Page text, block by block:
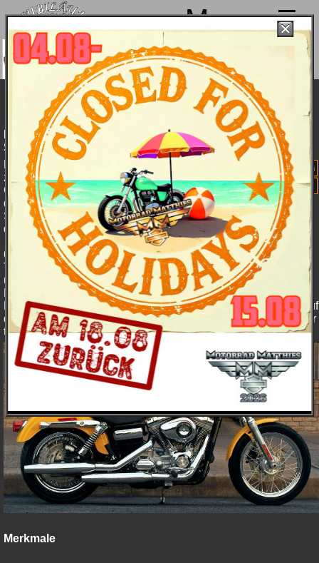
Menu
machen von 4. bis 15.08. Sommerpause
sind ab 18.08. wieder mit voller Power für
Euch da!
Harley-Davidson FXDC Dyna Super Glide
Custom - Modell 2008
Die einzigartige Synthese aus unbändiger Kraft, sattem
Sound und individueller Eleganz.
PDF: Technische Spezifikationen
Farben und Preise
Klassisches 70er Jahre-Design
zum Anfassen. Die Super Glide®
Custom ist die Fahrmaschine mit
der Extraportion Coolness. Jede Menge Chrom - vom
Scheinwerfer und den Motorabdeckungen bis zum Tacho auf
dem Tank.
6 geschmeidig schaltbare Gänge und das satte, silberfarbene
Twin Cam 96-Kraftwerk mit zahlreichen verchromten Details
und purem Drehmoment, Drahtspeichenräder, eine
Doppelsitzbank und eine Extraportion Chrom prägen diesen
Big-Twin. Der Tachometer ist in einer verchromten Konsole auf
dem 19,3 Liter Fat Bob Tank untergebracht. Dezenter Glamour
trifft auf pures Super Glide Flair.
Merkmale